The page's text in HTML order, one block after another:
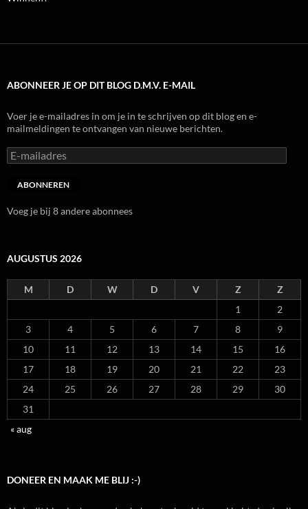
ABONNEER JE OP DIT BLOG D.M.V. E-MAIL
Voer je e-mailadres in om je in te schrijven op dit blog en e-
mailmeldingen te ontvangen van nieuwe berichten.
E-
mailadres
ABONNEREN
Voeg je bij 8 andere abonnees
AUGUSTUS 2026
M D W D V Z
Z
1
2
3
4 5 6 7 8
9
10
11 12 13 14 15
16
17
18 19 20 21 22
23
24
25 26 27 28 29
30
31
« aug
DONEER EN MAAK ME BLIJ :-)